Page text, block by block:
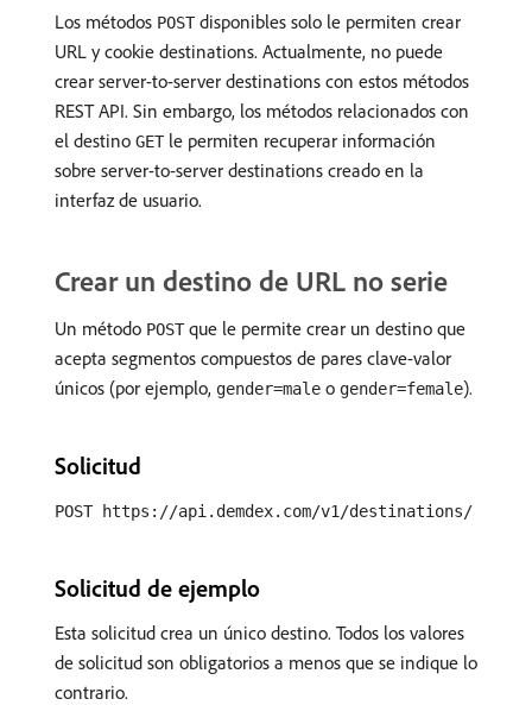
Los métodos POSTdisponibles solo le permiten crear
URL y cookie destinations. Actualmente, no puede
crear server-to-server destinations con estos métodos
REST API. Sin embargo, los métodos relacionados con
el destino GETle permiten recuperar información
sobre server-to-server destinations creado en la
interfaz de usuario.
Crear un destino de URL no serie
Un método POSTque le permite crear un destino que
acepta segmentos compuestos de pares clave-valor
únicos (por ejemplo, gender=male o gender=female).
Solicitud
POST https://api.demdex.com/v1/destinations/
Solicitud de ejemplo
Esta solicitud crea un único destino. Todos los valores
de solicitud son obligatorios a menos que se indique lo
contrario.